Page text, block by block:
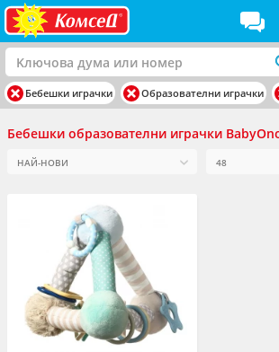
Бебешки играчки Образователни играчки
Бебешки образователни играчки